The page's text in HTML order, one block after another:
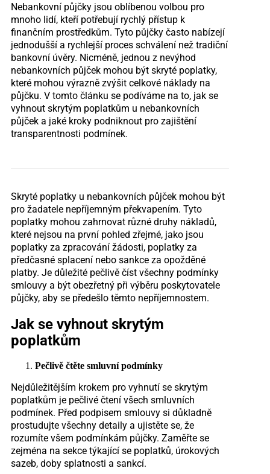
Nebankovní půjčky jsou oblíbenou volbou pro
mnoho lidí, kteří potřebují rychlý přístup k
finančním prostředkům. Tyto půjčky často nabízejí
jednodušší a rychlejší proces schválení než tradiční
bankovní úvěry. Nicméně, jednou z nevýhod
nebankovních půjček mohou být skryté poplatky,
které mohou výrazně zvýšit celkové náklady na
půjčku. V tomto článku se podíváme na to, jak se
vyhnout skrytým poplatkům u nebankovních
půjček a jaké kroky podniknout pro zajištění
transparentnosti podmínek.
Skryté poplatky u nebankovních půjček mohou být
pro žadatele nepříjemným překvapením. Tyto
poplatky mohou zahrnovat různé druhy nákladů,
které nejsou na první pohled zřejmé, jako jsou
poplatky za zpracování žádosti, poplatky za
předčasné splacení nebo sankce za opožděné
platby. Je důležité pečlivě číst všechny podmínky
smlouvy a být obezřetný při výběru poskytovatele
půjčky, aby se předešlo těmto nepříjemnostem.
Jak se vyhnout skrytým
poplatkům
Pečlivě čtěte smluvní podmínky
Nejdůležitějším krokem pro vyhnutí se skrytým
poplatkům je pečlivé čtení všech smluvních
podmínek. Před podpisem smlouvy si důkladně
prostudujte všechny detaily a ujistěte se, že
rozumíte všem podmínkám půjčky. Zaměřte se
zejména na sekce týkající se poplatků, úrokových
sazeb, doby splatnosti a sankcí.